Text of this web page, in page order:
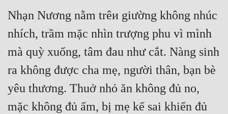
Nhạn Nương nằm trêи giường không nhúc
nhích, trầm mặc nhìn trượng phu vì mình
mà quỳ xuống, tâm đau như cắt. Nàng sinh
ra không được cha mẹ, người thân, bạn bè
yêu thương. Thuở nhỏ ăn không đủ no,
mặc không đủ ấm, bị mẹ kế sai khiến đủ